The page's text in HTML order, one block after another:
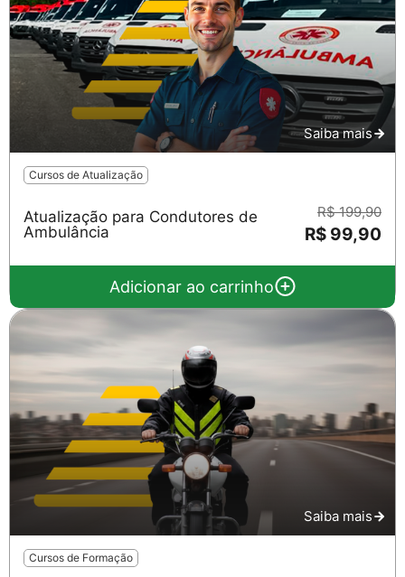
Saiba mais
Cursos de Atualização
Atualização para Condutores de
Ambulância
R$ 199,90
R$ 99,90
Adicionar ao carrinho
Saiba mais
Cursos de Formação